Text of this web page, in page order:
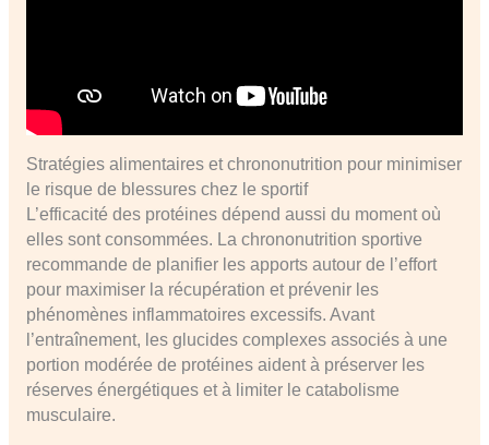
Stratégies alimentaires et chrononutrition pour minimiser
le risque de blessures chez le sportif
L’efficacité des protéines dépend aussi du moment où
elles sont consommées. La chrononutrition sportive
recommande de planifier les apports autour de l’effort
pour maximiser la récupération et prévenir les
phénomènes inflammatoires excessifs. Avant
l’entraînement, les glucides complexes associés à une
portion modérée de protéines aident à préserver les
réserves énergétiques et à limiter le catabolisme
musculaire.